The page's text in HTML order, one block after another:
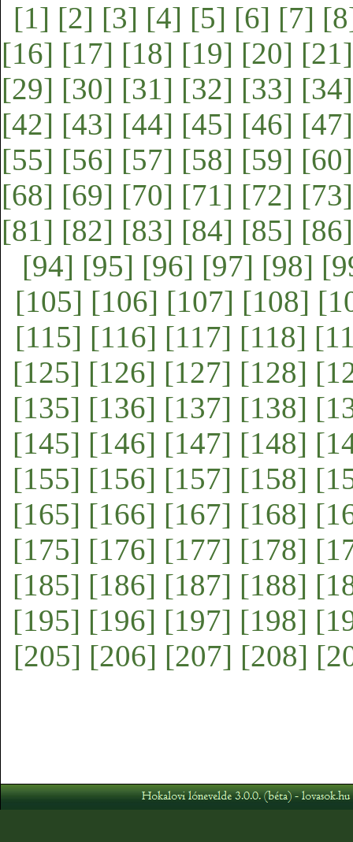
[1] [2] [3] [4] [5] [6] [7]
[16] [17] [18] [19] [20] [21]
[29] [30] [31] [32] [33] [34]
[42] [43] [44] [45] [46] [47]
[55] [56] [57] [58] [59] [60]
[68] [69] [70] [71] [72] [73]
[81] [82] [83] [84] [85] [86]
[94] [95] [96] [97] [98]
[105] [106] [107] [108]
[115] [116] [117] [118]
[125] [126] [127] [128]
[135] [136] [137] [138]
[145] [146] [147] [148]
[155] [156] [157] [158]
[165] [166] [167] [168]
[175] [176] [177] [178]
[185] [186] [187] [188]
[195] [196] [197] [198]
[205] [206] [207] [208]